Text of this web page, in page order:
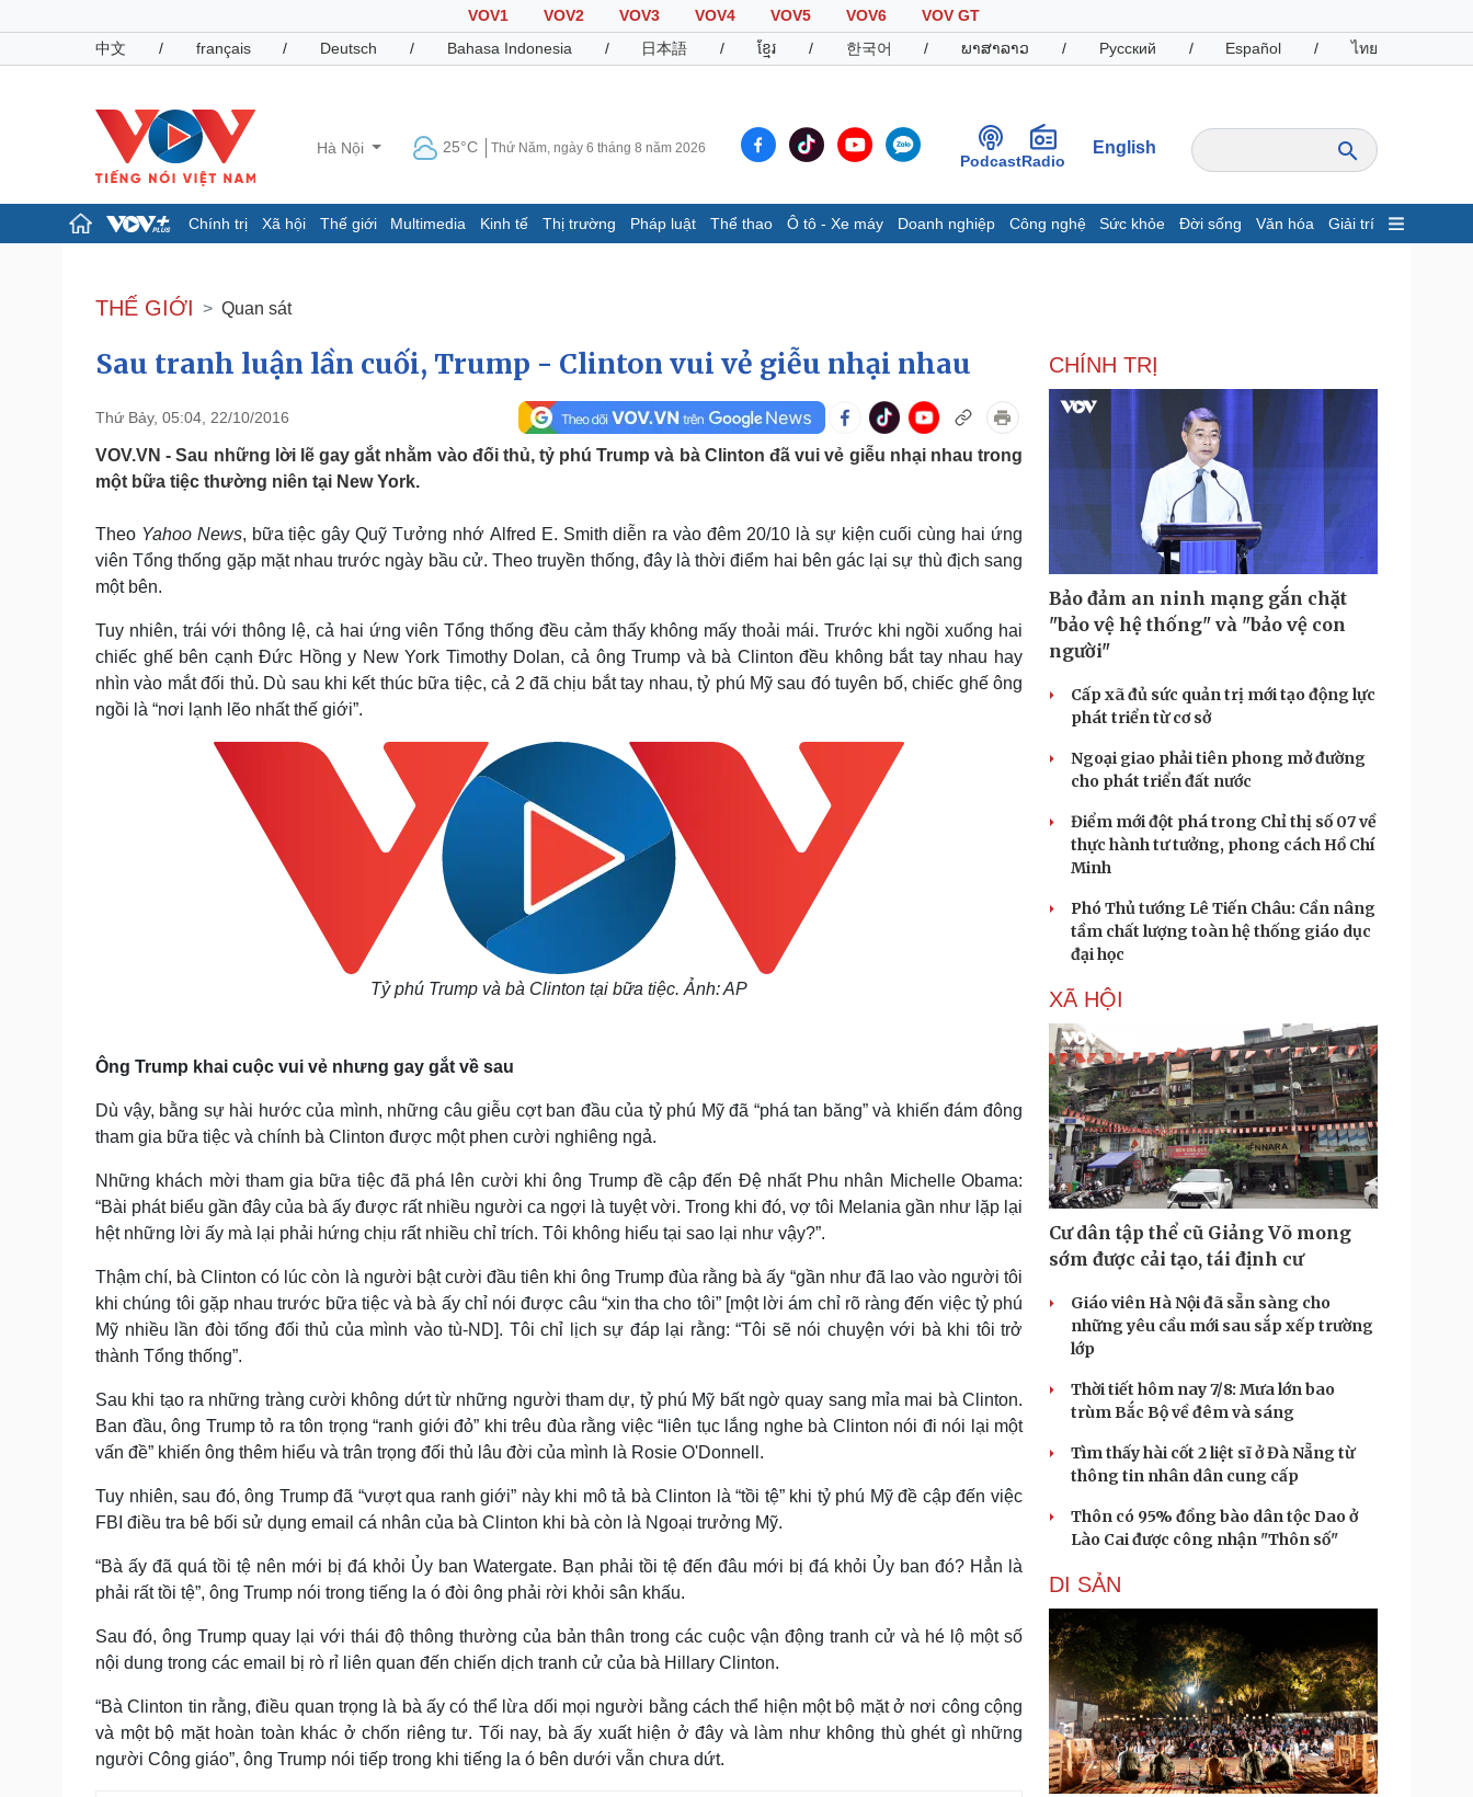
VOV1 VOV2 VOV3 VOV4 VOV5 VOV6
VOV GT
中文
/ français / Deutsch / Bahasa Indonesia / 日本語 / ខ្មែរ / 한국어 / ພາສາລາວ / Русский / Español / ไทย
Hà Nội 25°C Thứ Năm, ngày 6 tháng 8 năm 2026
PodcastRadio
English
Chính trị Xã hội Thế giới Multimedia Kinh tế Thị trường Pháp luật Thể thao Ô tô - Xe máy Doanh nghiệp Công nghệ Sức khỏe Đời sống Văn hóa Giải trí
Đảng
Tổ chức nhân sự
Nhận diện sự thật
Giáo dục
Dấu ấn VOV
E-Magazine
Infographic
Giá cà phê
Pháp luật
Vụ án
Tư vấn luật
Quân sự - Quốc phòng
Vũ khí
Phân tích
Thể thao
Thế giới thể thao
eSports
Hậu trường
Ô tô - Xe máy
Tư vấn
Doanh nghiệp
Doanh nghiệp 24h
Doanh nhân
Vì cộng đồng
Công nghệ
Sành điệu
Tin Công nghệ
Trải nghiệm
Chuyển đổi số
Dinh dưỡng - món ngon
Cây thuốc
Sản phụ khoa
Nhi khoa
Làm đẹp - giảm cân
Phòng mạch online
Nhà đẹp
Blog
Tình yêu - Gia đình
Sân khấu - Điện ảnh
Văn học
Âm nhạc
Nghệ sĩ
Thời trang
Sao Việt
Tư vấn
Săn Tour
check-in
Podcast
Câu chuyện thời sự
Cửa sổ tình yêu
Kể chuyện cho bé
THẾ GIỚI Quan sát
Sau tranh luận lần cuối, Trump - Clinton vui vẻ giễu nhại nhau
Thứ Bảy, 05:04, 22/10/2016
VOV.VN - Sau những lời lẽ gay gắt nhằm vào đối thủ, tỷ phú Trump và bà Clinton đã vui vẻ giễu nhại nhau trong
một bữa tiệc thường niên tại New York.
Theo Yahoo News, bữa tiệc gây Quỹ Tưởng nhớ Alfred E. Smith diễn ra vào đêm 20/10 là sự kiện cuối cùng hai ứng
viên Tổng thống gặp mặt nhau trước ngày bầu cử. Theo truyền thống, đây là thời điểm hai bên gác lại sự thù địch sang
một bên.
Tuy nhiên, trái với thông lệ, cả hai ứng viên Tổng thống đều cảm thấy không mấy thoải mái. Trước khi ngồi xuống hai
chiếc ghế bên cạnh Đức Hồng y New York Timothy Dolan, cả ông Trump và bà Clinton đều không bắt tay nhau hay
nhìn vào mắt đối thủ. Dù sau khi kết thúc bữa tiệc, cả 2 đã chịu bắt tay nhau, tỷ phú Mỹ sau đó tuyên bố, chiếc ghế ông
ngồi là “nơi lạnh lẽo nhất thế giới”.
Tỷ phú Trump và bà Clinton tại bữa tiệc. Ảnh: AP
Ông Trump khai cuộc vui vẻ nhưng gay gắt về sau
Dù vậy, bằng sự hài hước của mình, những câu giễu cợt ban đầu của tỷ phú Mỹ đã “phá tan băng” và khiến đám đông
tham gia bữa tiệc và chính bà Clinton được một phen cười nghiêng ngả.
Những khách mời tham gia bữa tiệc đã phá lên cười khi ông Trump đề cập đến Đệ nhất Phu nhân Michelle Obama:
“Bài phát biểu gần đây của bà ấy được rất nhiều người ca ngợi là tuyệt vời. Trong khi đó, vợ tôi Melania gần như lặp lại
hệt những lời ấy mà lại phải hứng chịu rất nhiều chỉ trích. Tôi không hiểu tại sao lại như vậy?”.
Thậm chí, bà Clinton có lúc còn là người bật cười đầu tiên khi ông Trump đùa rằng bà ấy “gần như đã lao vào người tôi
khi chúng tôi gặp nhau trước bữa tiệc và bà ấy chỉ nói được câu “xin tha cho tôi” [một lời ám chỉ rõ ràng đến việc tỷ phú
Mỹ nhiều lần đòi tống đối thủ của mình vào tù-ND]. Tôi chỉ lịch sự đáp lại rằng: “Tôi sẽ nói chuyện với bà khi tôi trở
thành Tổng thống”.
Sau khi tạo ra những tràng cười không dứt từ những người tham dự, tỷ phú Mỹ bất ngờ quay sang mỉa mai bà Clinton.
Ban đầu, ông Trump tỏ ra tôn trọng “ranh giới đỏ” khi trêu đùa rằng việc “liên tục lắng nghe bà Clinton nói đi nói lại một
vấn đề” khiến ông thêm hiểu và trân trọng đối thủ lâu đời của mình là Rosie O'Donnell.
Tuy nhiên, sau đó, ông Trump đã “vượt qua ranh giới” này khi mô tả bà Clinton là “tồi tệ” khi tỷ phú Mỹ đề cập đến việc
FBI điều tra bê bối sử dụng email cá nhân của bà Clinton khi bà còn là Ngoại trưởng Mỹ.
“Bà ấy đã quá tồi tệ nên mới bị đá khỏi Ủy ban Watergate. Bạn phải tồi tệ đến đâu mới bị đá khỏi Ủy ban đó? Hẳn là
phải rất tồi tệ”, ông Trump nói trong tiếng la ó đòi ông phải rời khỏi sân khấu.
Sau đó, ông Trump quay lại với thái độ thông thường của bản thân trong các cuộc vận động tranh cử và hé lộ một số
nội dung trong các email bị rò rỉ liên quan đến chiến dịch tranh cử của bà Hillary Clinton.
“Bà Clinton tin rằng, điều quan trọng là bà ấy có thể lừa dối mọi người bằng cách thể hiện một bộ mặt ở nơi công cộng
và một bộ mặt hoàn toàn khác ở chốn riêng tư. Tối nay, bà ấy xuất hiện ở đây và làm như không thù ghét gì những
người Công giáo”, ông Trump nói tiếp trong khi tiếng la ó bên dưới vẫn chưa dứt.
CHÍNH TRỊ
Bảo đảm an ninh mạng gắn chặt
"bảo vệ hệ thống" và "bảo vệ con
người"
Cấp xã đủ sức quản trị mới tạo động lực
phát triển từ cơ sở
Ngoại giao phải tiên phong mở đường
cho phát triển đất nước
Điểm mới đột phá trong Chỉ thị số 07 về
thực hành tư tưởng, phong cách Hồ Chí
Minh
Phó Thủ tướng Lê Tiến Châu: Cần nâng
tầm chất lượng toàn hệ thống giáo dục
đại học
XÃ HỘI
Cư dân tập thể cũ Giảng Võ mong
sớm được cải tạo, tái định cư
Giáo viên Hà Nội đã sẵn sàng cho
những yêu cầu mới sau sắp xếp trường
lớp
Thời tiết hôm nay 7/8: Mưa lớn bao
trùm Bắc Bộ về đêm và sáng
Tìm thấy hài cốt 2 liệt sĩ ở Đà Nẵng từ
thông tin nhân dân cung cấp
Thôn có 95% đồng bào dân tộc Dao ở
Lào Cai được công nhận "Thôn số"
DI SẢN